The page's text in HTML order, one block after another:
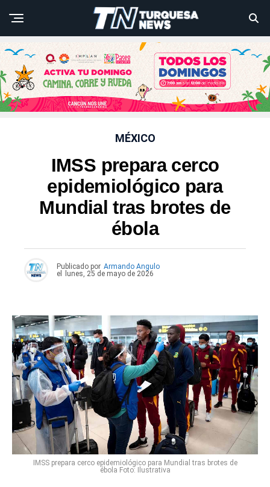
MÉXICO
IMSS prepara cerco
epidemiológico para
Mundial tras brotes de
ébola
Publicado por Armando Angulo
el
lunes, 25 de mayo de 2026
IMSS prepara cerco epidemiológico para Mundial tras brotes de
ébola Foto: Ilustrativa